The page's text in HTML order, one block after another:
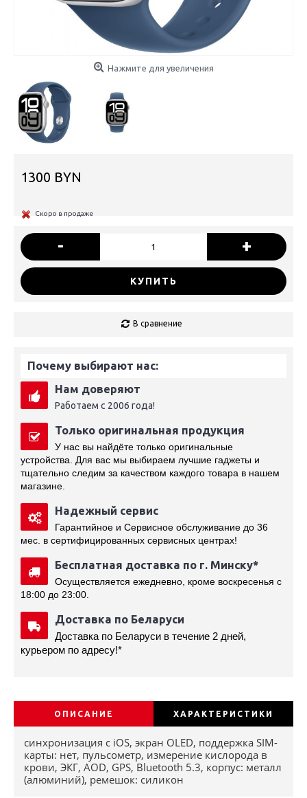
Нажмите для увеличения
1300 BYN
Скоро в продаже
- +
КУПИТЬ
В сравнение
Почему выбирают нас:
Нам доверяют
Работаем с 2006 года!
Только оригинальная продукция
У нас вы найдёте только оригинальные
устройства. Для вас мы выбираем лучшие гаджеты и
тщательно следим за качеством каждого товара в нашем
магазине.
Надежный сервис
Гарантийное и Сервисное обслуживание до 36
мес. в сертифицированных сервисных центрах!
Бесплатная доставка по г. Минску*
Осуществляется ежедневно, кроме воскресенья с
18:00 до 23:00.
Доставка по Беларуси
Доставка по Беларуси в течение 2 дней,
курьером по адресу!*
ОПИСАНИЕ ХАРАКТЕРИСТИКИ
синхронизация с iOS, экран OLED, поддержка SIM-
карты: нет, пульсометр, измерение кислорода в
крови, ЭКГ, AOD, GPS, Bluetooth 5.3, корпус: металл
(алюминий), ремешок: силикон